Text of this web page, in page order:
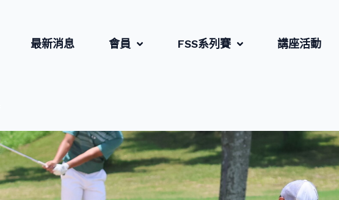
最新消息 會員 FSS系列賽 講座活動